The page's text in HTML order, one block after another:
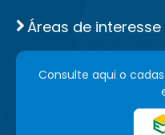
Áreas de interesse
Consulte aqui o